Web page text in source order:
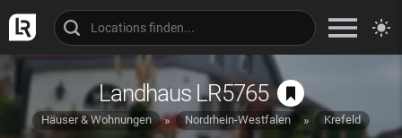
Landhaus LR5765
Häuser & Wohnungen Nordrhein-Westfalen Krefeld